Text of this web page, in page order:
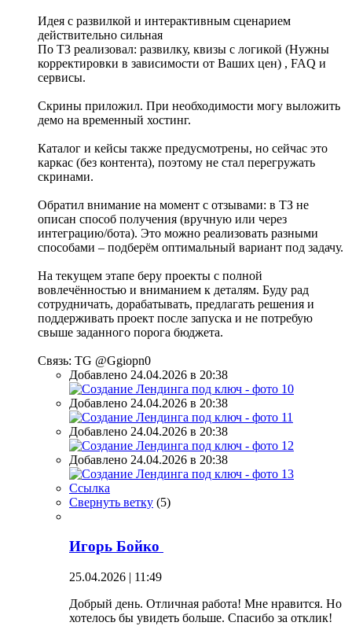
Идея с развилкой и интерактивным сценарием
действительно сильная
По ТЗ реализовал: развилку, квизы с логикой (Нужны
корректировки в зависимости от Ваших цен) , FAQ и
сервисы.
Скрины приложил. При необходимости могу выложить
демо на временный хостинг.
Каталог и кейсы также предусмотрены, но сейчас это
каркас (без контента), поэтому не стал перегружать
скринами.
Обратил внимание на момент с отзывами: в ТЗ не
описан способ получения (вручную или через
интеграцию/бота). Это можно реализовать разными
способами – подберём оптимальный вариант под задачу.
На текущем этапе беру проекты с полной
вовлечённостью и вниманием к деталям. Буду рад
сотрудничать, дорабатывать, предлагать решения и
поддерживать проект после запуска и не потребую
свыше заданного порога бюджета.
Связь: TG @Ggiopn0
Добавлено 24.04.2026 в 20:38
Добавлено 24.04.2026 в 20:38
Добавлено 24.04.2026 в 20:38
Добавлено 24.04.2026 в 20:38
Ссылка
Свернуть ветку (5)
Игорь Бойко
25.04.2026 | 11:49
Добрый день. Отличная работа! Мне нравится. Но
хотелось бы увидеть больше. Спасибо за отклик!